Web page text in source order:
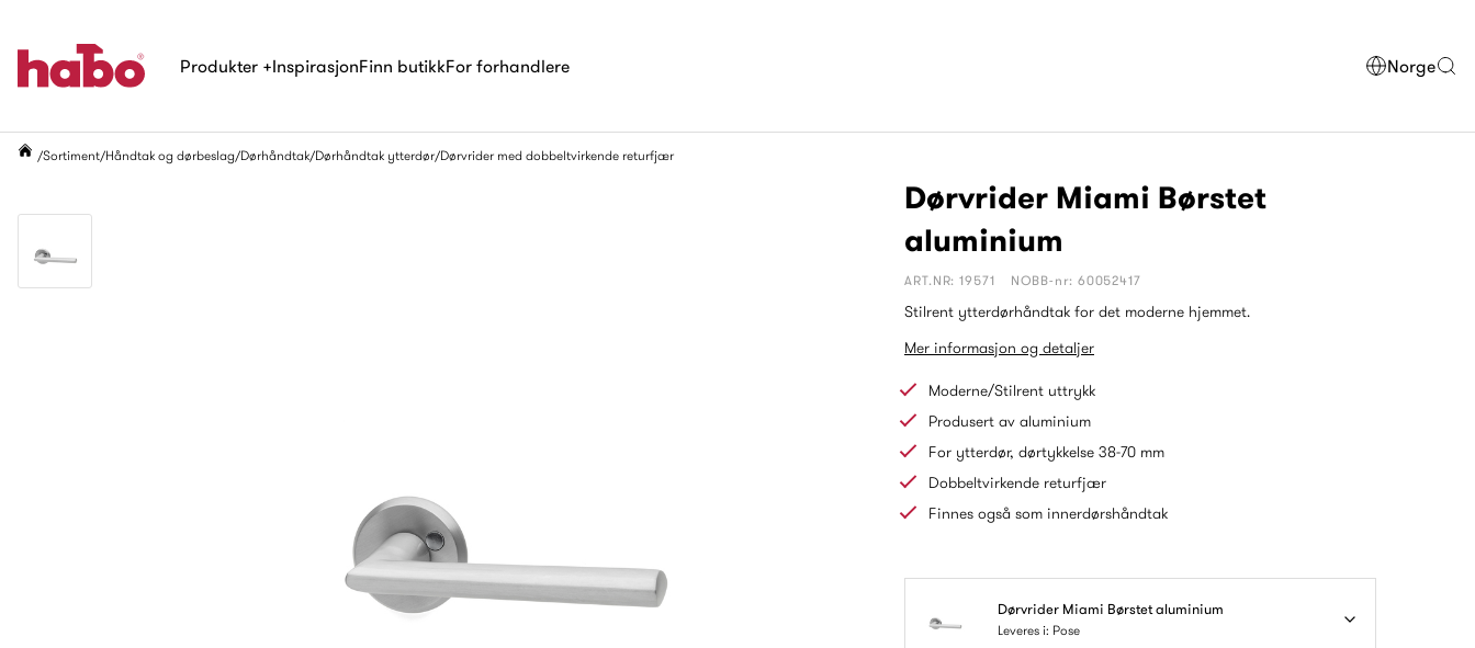
Produkter +InspirasjonFinn butikkFor forhandlere Norge
Sortiment Håndtak og dørbeslag Dørhåndtak Dørhåndtak ytterdør Dørvrider med dobbeltvirkende returfjær
Dørvrider Miami Børstet
aluminium
ART.NR: 19571 NOBB-nr: 60052417
Stilrent ytterdørhåndtak for det moderne hjemmet.
Mer informasjon og detaljer
Moderne/Stilrent uttrykk
Produsert av aluminium
For ytterdør, dørtykkelse 38-70 mm
Dobbeltvirkende returfjær
Finnes også som innerdørshåndtak
Dørvrider Miami Børstet aluminium
Leveres i: Pose